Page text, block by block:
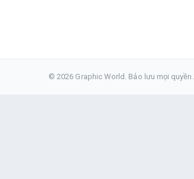
© 2026 Graphic World. Bảo lưu mọi quyền.